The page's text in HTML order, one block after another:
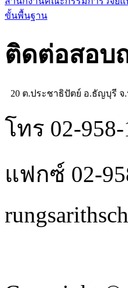
ขั้นพื้นฐาน
ติดต่อสอบ
20 ต.ประชาธิปัตย์ อ.ธัญบุรี จ
โทร 02-958-
แฟกซ์ 02-